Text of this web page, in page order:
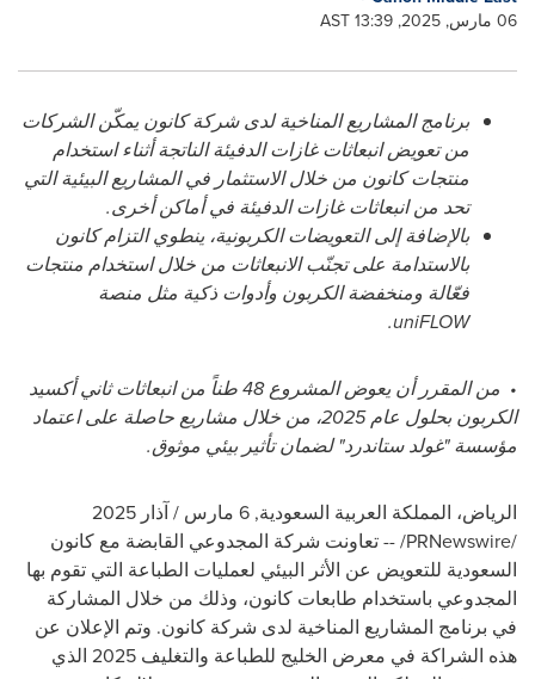
06 مارس, 2025, 13:39 AST
برنامج المشاريع المناخية لدى شركة كانون يمكّن الشركات
من تعويض انبعاثات غازات الدفيئة الناتجة أثناء استخدام
منتجات كانون من خلال الاستثمار في المشاريع البيئية التي
تحد من انبعاثات غازات الدفيئة في أماكن أخرى.
بالإضافة إلى التعويضات الكربونية، ينطوي التزام كانون
بالاستدامة على تجنّب الانبعاثات من خلال استخدام منتجات
فعّالة ومنخفضة الكربون وأدوات ذكية مثل منصة
uniFLOW
.
•
من المقرر أن يعوض المشروع 48 طناً من انبعاثات ثاني أكسيد
الكربون بحلول عام 2025، من خلال مشاريع حاصلة على اعتماد
مؤسسة "غولد ستاندرد" لضمان تأثير بيئي موثوق.
الرياض، المملكة العربية السعودية, 6 مارس / آذار 2025
/PRNewswire/ --
تعاونت شركة المجدوعي القابضة مع كانون
السعودية للتعويض عن الأثر البيئي لعمليات الطباعة التي تقوم بها
المجدوعي باستخدام طابعات كانون، وذلك من خلال المشاركة
في برنامج المشاريع المناخية لدى شركة كانون. وتم الإعلان عن
هذه الشراكة في معرض الخليج للطباعة والتغليف 2025 الذي